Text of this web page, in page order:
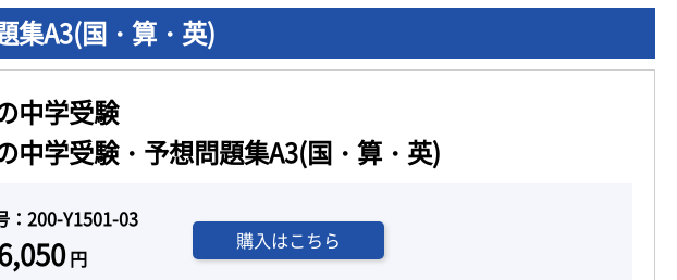
集A3(国・算・英)
中学受験
中学受験・予想問題集A3(国・算・英)
：200-Y1501-03
円
購入はこちら